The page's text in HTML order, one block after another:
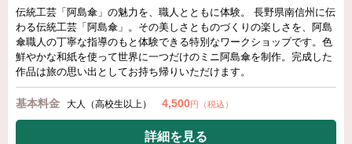
伝統工芸「阿島傘」の魅力を、職人とともに体験。 長野県南信州に伝
わる伝統工芸「阿島傘」。その美しさとものづくりの楽しさを、阿島
傘職人の丁寧な指導のもと体験できる特別なワークショップです。色
鮮やかな和紙を使って世界に一つだけのミニ阿島傘を制作。完成した
作品は旅の思い出としてお持ち帰りいただけます。
基本料金 大人（高校生以上） 4,500円（税込）
詳細を見る